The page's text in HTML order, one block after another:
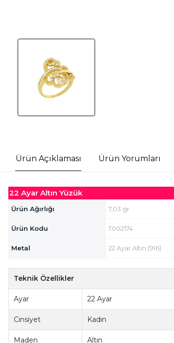
Ürün Açıklaması Ürün Yorumları
22 Ayar Altın Yüzük
Ürün Ağırlığı 7,03 gr
Ürün Kodu T002174
Metal 22 Ayar Altın (916)
Teknik Özellikler
Ayar 22 Ayar
Cinsiyet Kadın
Maden Altın